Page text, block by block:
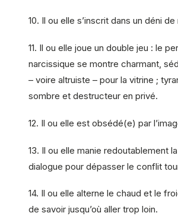
10. Il ou elle s’inscrit dans un déni de
11. Il ou elle joue un double jeu : le
narcissique se montre charmant,
– voire altruiste – pour la vitrine ;
sombre et destructeur en privé.
12. Il ou elle est obsédé(e) par
13. Il ou elle manie redoutablement
dialogue pour dépasser le conflit
14. Il ou elle alterne le chaud et le
de savoir jusqu’où aller trop loin.